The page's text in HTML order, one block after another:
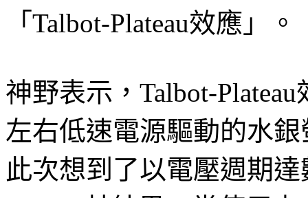
「Talbot-Plateau效應」。
神野表示，Talbot-
左右低速電源驅動的水
此次想到了以電壓週期